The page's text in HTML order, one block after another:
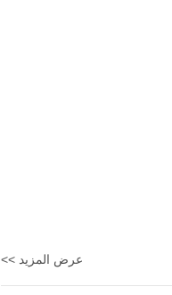
عرض المزيد >>